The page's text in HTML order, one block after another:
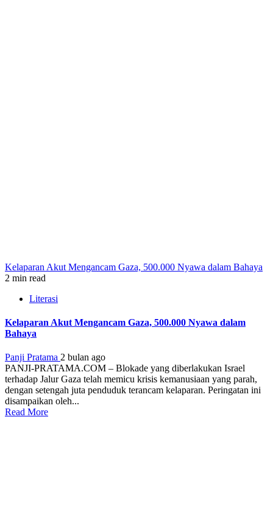
Kelaparan Akut Mengancam Gaza, 500.000 Nyawa dalam Bahaya
2 min read
Literasi
Kelaparan Akut Mengancam Gaza, 500.000 Nyawa dalam
Bahaya
Panji Pratama 2 bulan ago
PANJI-PRATAMA.COM – Blokade yang diberlakukan Israel
terhadap Jalur Gaza telah memicu krisis kemanusiaan yang parah,
dengan setengah juta penduduk terancam kelaparan. Peringatan ini
disampaikan oleh...
Read More